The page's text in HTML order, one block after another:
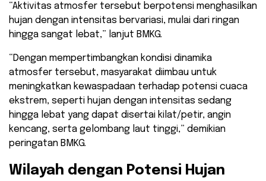
“Aktivitas atmosfer tersebut berpotensi menghasilkan
hujan dengan intensitas bervariasi, mulai dari ringan
hingga sangat lebat,” lanjut BMKG.
“Dengan mempertimbangkan kondisi dinamika
atmosfer tersebut, masyarakat diimbau untuk
meningkatkan kewaspadaan terhadap potensi cuaca
ekstrem, seperti hujan dengan intensitas sedang
hingga lebat yang dapat disertai kilat/petir, angin
kencang, serta gelombang laut tinggi,” demikian
peringatan BMKG.
Wilayah dengan Potensi Hujan